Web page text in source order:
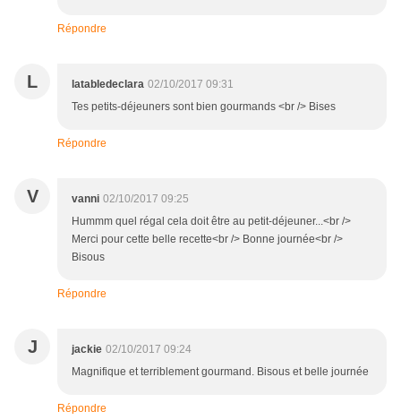
Répondre
L latabledeclara 02/10/2017 09:31
Tes petits-déjeuners sont bien gourmands <br /> Bises
Répondre
V vanni 02/10/2017 09:25
Hummm quel régal cela doit être au petit-déjeuner...<br />
Merci pour cette belle recette<br /> Bonne journée<br />
Bisous
Répondre
J jackie 02/10/2017 09:24
Magnifique et terriblement gourmand. Bisous et belle journée
Répondre